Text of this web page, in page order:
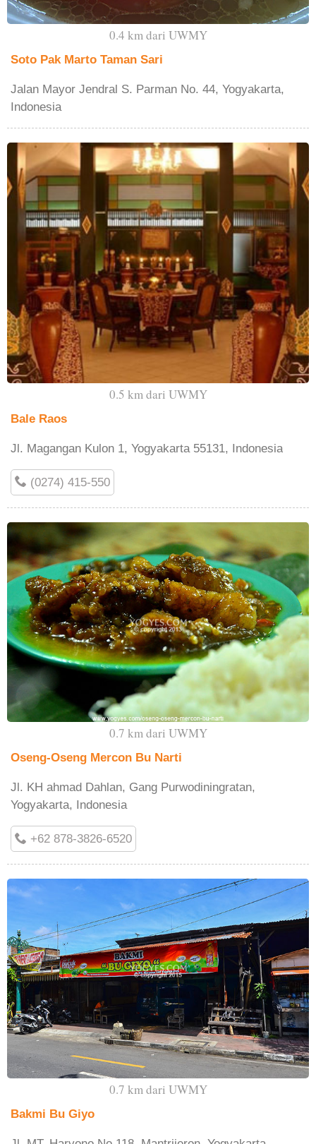
0.4 km dari UWMY
Soto Pak Marto Taman Sari
Jalan Mayor Jendral S. Parman No. 44, Yogyakarta,
Indonesia
0.5 km dari UWMY
Bale Raos
Jl. Magangan Kulon 1, Yogyakarta 55131, Indonesia
(0274) 415-550
0.7 km dari UWMY
Oseng-Oseng Mercon Bu Narti
Jl. KH ahmad Dahlan, Gang Purwodiningratan,
Yogyakarta, Indonesia
+62 878-3826-6520
0.7 km dari UWMY
Bakmi Bu Giyo